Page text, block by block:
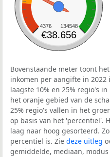
4376 134548
€38.656
Bovenstaande meter toont
inkomen per aangifte in 2022
laagste 10% en 25% regio's
het oranje gebied van de
25% regio's vallen in het
op basis van het 'percentiel'.
laag naar hoog gesorteerd.
percentiel is. Zie deze uitleg
gemiddelde, mediaan,